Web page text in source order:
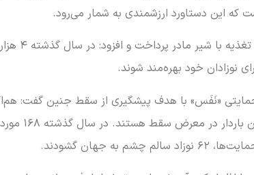
نوزادان خود بهره‌مند شوند.
جهان گشودند.